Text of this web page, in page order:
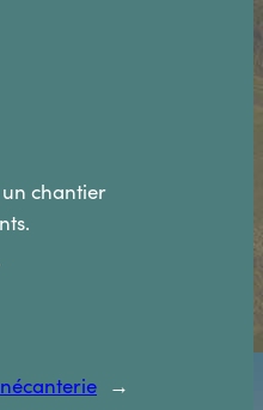
chantier
→